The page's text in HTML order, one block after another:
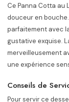
Ce Panna Cotta au
douceur en
parfaitement avec
gustative exquise.
merveilleusement
une expérience
Conseils de
Pour servir ce